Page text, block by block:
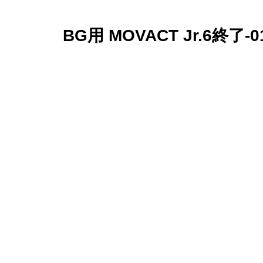
BG用 MOVACT Jr.6終了-